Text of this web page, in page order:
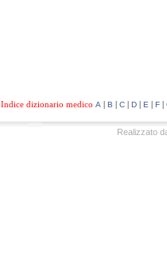
Indice dizionario medico A | B | C| D| E | F|
Realizzato